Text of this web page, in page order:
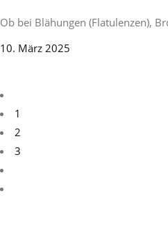
Ob bei Blähungen (Flatulenzen),
10. März 2025
1
2
3